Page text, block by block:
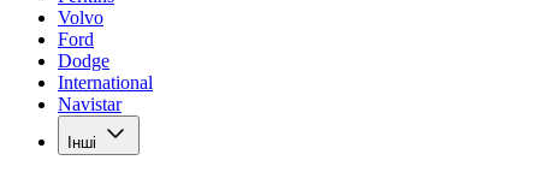
Volvo
Ford
Dodge
International
Navistar
Інші